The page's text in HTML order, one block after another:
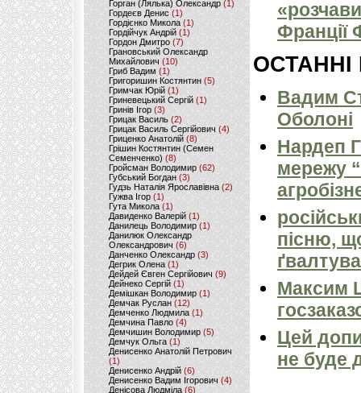
Горган (Лялька) Олександр(1)
Гордеєв Денис (1)
Гордієнко Микола (1)
Гордійчук Андрій (1)
Гордон Дмитро (7)
Грановський Олександр
Михайлович (10)
Гриб Вадим (1)
Григоришин Костянтин (5)
Гримчак Юрій(1)
Гриневецький Сергій(1)
Гринів Ігор (3)
Грицак Василь (2)
Грицак Василь Сергійович (4)
Гриценко Анатолій (8)
Грішин Костянтин (Семен
Семенченко)(8)
Гройсман Володимир(62)
Губський Богдан (3)
Гудзь Наталія Ярославівна(2)
Гужва Ігор (1)
Гута Микола (1)
Давиденко Валерій (1)
Данилець Володимир(1)
Данилюк Олександр
Олександрович (6)
Данченко Олександр (3)
Дегрик Олена(1)
Дейдей Євген Сергійович(9)
Дейнеко Сергій (1)
Демішкан Володимир(1)
Демчак Руслан (12)
Демченко Людмила (1)
Демчина Павло (4)
Демчишин Володимир (5)
Демчук Ольга(1)
Денисенко Анатолій Петрович
(1)
Денисенко Андрій (6)
Денисенко Вадим Ігорович (4)
Денісова Людміла(6)
Франції
ОСТАННІ
Вадим
Оболоні
Нардеп
мережу
пісню,
Максим
Цей
не буде